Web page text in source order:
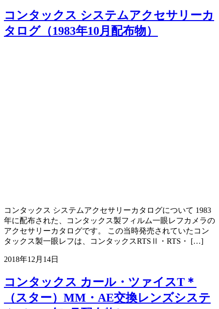
コンタックス システムアクセサリーカ
タログ（1983年10月配布物）
コンタックス システムアクセサリーカタログについて 1983
年に配布された、コンタックス製フィルム一眼レフカメラの
アクセサリーカタログです。 この当時発売されていたコン
タックス製一眼レフは、コンタックスRTSⅡ・RTS・ […]
2018年12月14日
コンタックス カール・ツァイスT＊
（スター）MM・AE交換レンズシステ